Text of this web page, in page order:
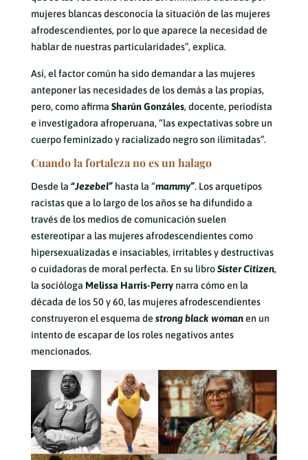
mujeres blancas desconocía la situación de las mujeres
afrodescendientes, por lo que aparece la necesidad de
hablar de nuestras particularidades”, explica.
Así, el factor común ha sido demandar a las mujeres
anteponer las necesidades de los demás a las propias,
pero, como afirma Sharún Gonzáles, docente, periodista
e investigadora afroperuana, “las expectativas sobre un
cuerpo feminizado y racializado negro son ilimitadas”.
Cuando la fortaleza no es un halago
Desde la “Jezebel”hasta la “mammy”. Los arquetipos
racistas que a lo largo de los años se ha difundido a
través de los medios de comunicación suelen
estereotipar a las mujeres afrodescendientes como
hipersexualizadas e insaciables, irritables y destructivas
o cuidadoras de moral perfecta. En su libro Sister Citizen,
la socióloga Melissa Harris-Perrynarra cómo en la
década de los 50 y 60, las mujeres afrodescendientes
construyeron el esquema de strong black woman en un
intento de escapar de los roles negativos antes
mencionados.